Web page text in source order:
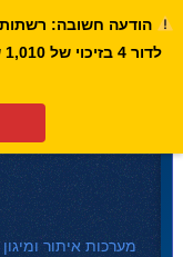
מערכות איתור